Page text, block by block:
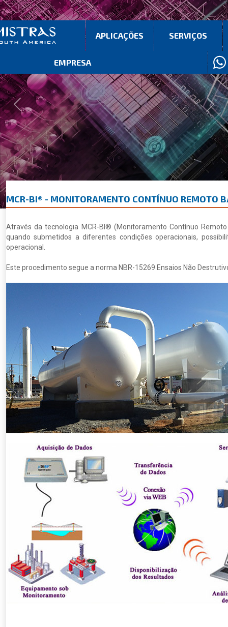
Previous Next
APLICAÇÕES SERVIÇOS
EMPRESA
MCR-BI® - MONITORAMENTO CONTÍNUO REMOTO
Através da tecnologia MCR-BI® (Monitoramento Contínuo
quando submetidos a diferentes condições operacionais,
operacional.
Este procedimento segue a norma NBR-15269 Ensaios Não